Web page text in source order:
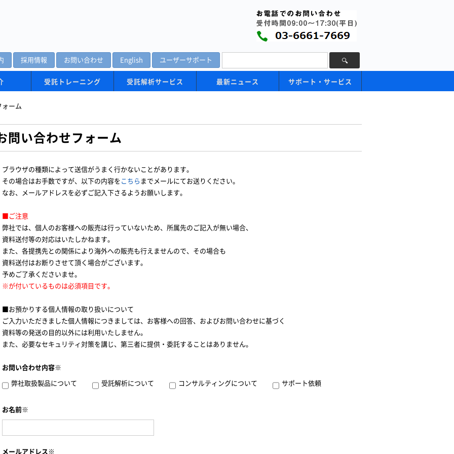
採用情報 お問い合わせ English ユーザーサポート
受託トレーニング 受託解析サービス 最新ニュース サポート・サービス
ォーム
問い合わせフォーム
ブラウザの種類によって送信がうまく行かないことがあります。
その場合はお手数ですが、以下の内容を こちら までメールにてお送りください。
なお、メールアドレスを必ずご記入下さるようお願いします。
■ご注意
弊社では、個人のお客様への販売は行っていないため、所属先のご記入が無い場合、
資料送付等の対応はいたしかねます。
また、各提携先との関係により海外への販売も行えませんので、その場合も
資料送付はお断りさせて頂く場合がございます。
予めご了承くださいませ。
※が付いているものは必須項目です。
■お預かりする個人情報の取り扱いについて
ご入力いただきました個人情報につきましては、お客様への回答、およびお問い合わせに基づく
資料等の発送の目的以外には利用いたしません。
また、必要なセキュリティ対策を講じ、第三者に提供・委託することはありません。
お問い合わせ内容※
弊社取扱製品について 受託解析について コンサルティングについて サポート依頼
お名前※
メールアドレス※